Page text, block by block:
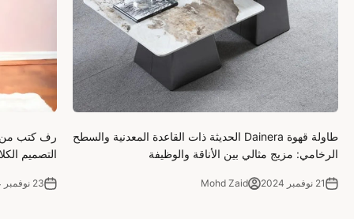
طاولة قهوة Dainera الحديثة ذات القاعدة المعدنية والسطح
الرخامي: مزيج مثالي بين الأناقة والوظيفة
21 نوفمبر 2024 Mohd Zaid
رف كتب من
التصميم
23 نوفمبر 2024